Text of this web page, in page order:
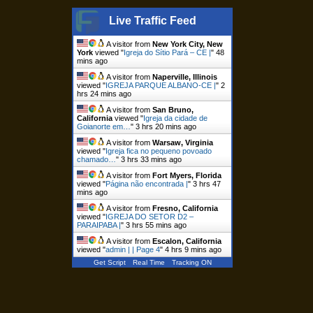
Live Traffic Feed
A visitor from New York City, New
York viewed " Igreja do Sítio Pará – CE | " 48
mins ago
A visitor from Naperville, Illinois
viewed " IGREJA PARQUE ALBANO-CE | " 2
hrs 24 mins ago
A visitor from San Bruno,
California viewed " Igreja da cidade de
Goianorte em… " 3 hrs 20 mins ago
A visitor from Warsaw, Virginia
viewed " Igreja fica no pequeno povoado
chamado… " 3 hrs 33 mins ago
A visitor from Fort Myers, Florida
viewed "Página não encontrada | " 3 hrs 47
mins ago
A visitor from Fresno, California
viewed " IGREJA DO SETOR D2 –
PARAIPABA | " 3 hrs 55 mins ago
A visitor from Escalon, California
viewed "admin | | Page 4" 4 hrs 9 mins ago
Get Script Real Time Tracking ON